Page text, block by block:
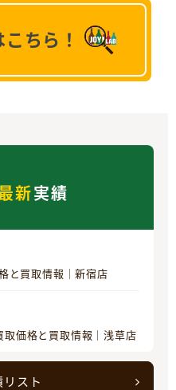
ちら！
新実績
と買取情報｜新宿店
価格と買取情報｜浅草店
スト